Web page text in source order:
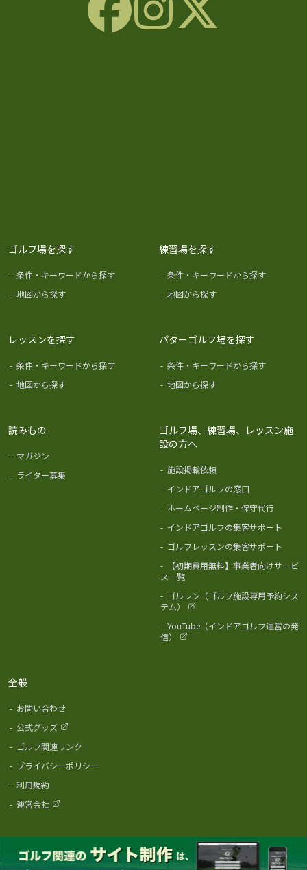
ゴルフ場を探す
- 条件・キーワードから探す
- 地図から探す
練習場を探す
- 条件・キーワードから探す
- 地図から探す
レッスンを探す
- 条件・キーワードから探す
- 地図から探す
パターゴルフ場を探す
- 条件・キーワードから探す
- 地図から探す
読みもの
- マガジン
- ライター募集
ゴルフ場、練習場、レッスン施
設の方へ
- 施設掲載依頼
- インドアゴルフの窓口
- ホームページ制作・保守代行
- インドアゴルフの集客サポート
- ゴルフレッスンの集客サポート
-
【初期費用無料】事業者向けサービ
ス一覧
- ゴルレン（ゴルフ施設専用予約シス
テム）
- YouTube（インドアゴルフ運営の発
信）
全般
- お問い合わせ
- 公式グッズ
- ゴルフ関連リンク
- プライバシーポリシー
- 利用規約
- 運営会社